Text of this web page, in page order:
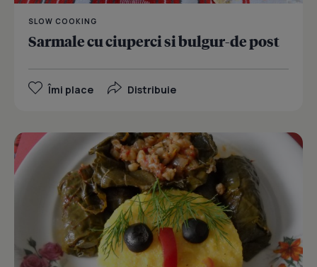
SLOW COOKING
Sarmale cu ciuperci si bulgur-de post
Îmi place Distribuie